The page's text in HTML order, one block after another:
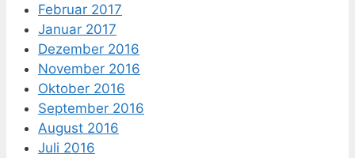
Februar 2017
Januar 2017
Dezember 2016
November 2016
Oktober 2016
September 2016
August 2016
Juli 2016